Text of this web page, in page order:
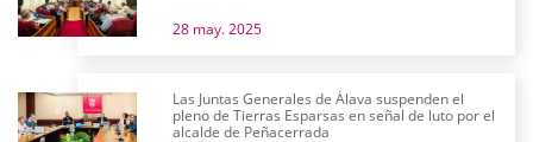
28 may. 2025
Las Juntas Generales de Álava suspenden el
pleno de Tierras Esparsas en señal de luto por el
alcalde de Peñacerrada